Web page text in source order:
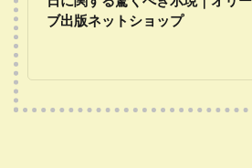
ブ出版ネットショップ